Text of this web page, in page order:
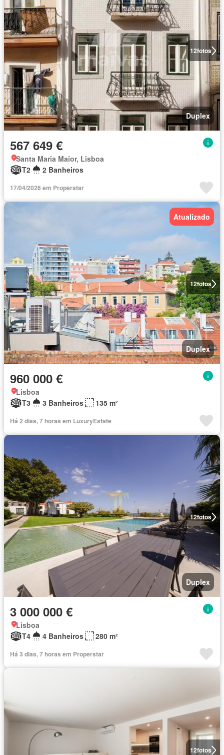
12fotos
Duplex
567 649 €
Santa Maria Maior, Lisboa
T2
2 Banheiros
17/04/2026 em Properstar
12fotos
Atualizado
Duplex
960 000 €
Lisboa
T3
3 Banheiros 135 m²
Há 2 dias, 7 horas em LuxuryEstate
12fotos
Duplex
3 000 000 €
Lisboa
T4
4 Banheiros 280 m²
Há 3 dias, 7 horas em Properstar
12fotos